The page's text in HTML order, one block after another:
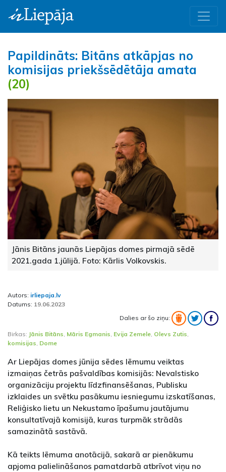
Papildināts: Bitāns atkāpjas no
komisijas priekšsēdētāja amata
(20)
Jānis Bitāns jaunās Liepājas domes pirmajā sēdē
2021.gada 1.jūlijā. Foto: Kārlis Volkovskis.
Autors: irliepaja.lv
Datums: 19.06.2023
Dalies ar šo ziņu:
Birkas: Jānis Bitāns, Māris Egmanis, Evija Zemele, Olevs Zutis,
komisijas, Dome
Ar Liepājas domes jūnija sēdes lēmumu veiktas
izmaiņas četrās pašvaldības komisijās: Nevalstisko
organizāciju projektu līdzfinansēšanas, Publisku
izklaides un svētku pasākumu iesniegumu izskatīšanas,
Reliģisko lietu un Nekustamo īpašumu jautājumu
konsultatīvajā komisijā, kuras turpmāk strādās
samazinātā sastāvā.
Kā teikts lēmuma anotācijā, sakarā ar pienākumu
apjoma palielināšanos pamatdarbā atbrīvot viņu no